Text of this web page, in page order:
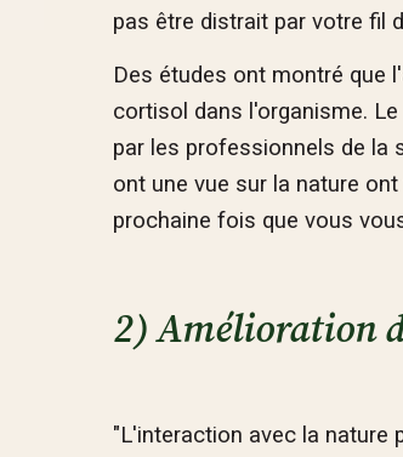
pas être distrait par votre fil
Des études ont montré que
cortisol dans l'organisme.
par les professionnels de la
ont une vue sur la nature
prochaine fois que vous
2) Amélioration
"L'interaction avec la nature